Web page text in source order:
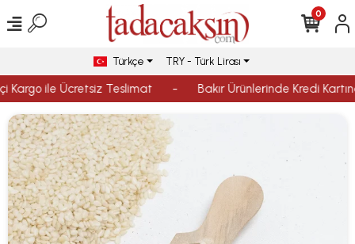
Kargo ile Ücretsiz Teslimat Bakır Ürünlerinde Kredi
0
Türkçe TRY - Türk Lirası